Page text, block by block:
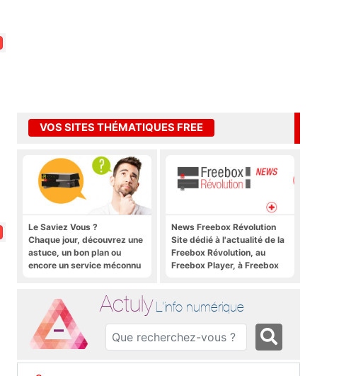
VOS SITES THÉMATIQUES FREE
Le Saviez Vous ?
Chaque jour, découvrez une
astuce, un bon plan ou
encore un service méconnu
News Freebox Révolution
Site dédié à l'actualité de la
Freebox Révolution, au
Freebox Player, à Freebox
Actuly L'info numérique